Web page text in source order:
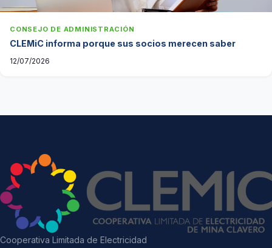
CONSEJO DE ADMINISTRACIÓN
CLEMiC informa porque sus socios merecen saber
12/07/2026
Cooperativa Limitada de Electricidad